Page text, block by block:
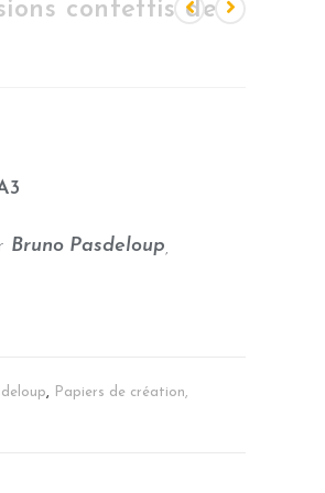
confettis de
Bruno Pasdeloup
,
Papiers de création,